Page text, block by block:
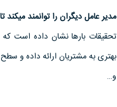
مدیر عامل دیگران را توانمند
تحقیقات بارها نشان داده است
بهتری به مشتریان ارائه داده و
و…